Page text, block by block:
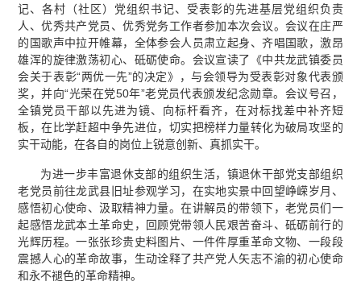
记、各村（社区）党组织书记、受表彰的先进基层党组织负责
人、优秀共产党员、优秀党务工作者参加本次会议。会议在庄严
的国歌声中拉开帷幕，全体参会人员肃立起身、齐唱国歌，激昂
雄浑的旋律激荡初心、砥砺使命。会议宣读了《中共龙武镇委员
会关于表彰“两优一先”的决定》，与会领导为受表彰对象代表颁
奖，并向“光荣在党50年”老党员代表颁发纪念勋章。会议号召，
全镇党员干部以先进为镜、向标杆看齐，在对标找差中补齐短
板，在比学赶超中争先进位，切实把榜样力量转化为破局攻坚的
实干动能，在各自的岗位上锐意创新、真抓实干。
为进一步丰富退休支部的组织生活，镇退休干部党支部组织
老党员前往龙武县旧址参观学习，在实地实景中回望峥嵘岁月、
感悟初心使命、汲取精神力量。在讲解员的带领下，老党员们一
起感悟龙武本土革命史，回顾党带领人民艰苦奋斗、砥砺前行的
光辉历程。一张张珍贵史料图片、一件件厚重革命文物、一段段
震撼人心的革命故事，生动诠释了共产党人矢志不渝的初心使命
和永不褪色的革命精神。